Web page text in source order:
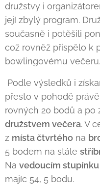
družstvy i
její zbylý program.
současně i potěšili
což rovněž přispělo k
bowlingovému večeru.
Podle výsledků i
přesto v pohodě právě
rovných 20 bodů a po
družstvem večera. V
z místa čtvrtého na
5 bodem na stále
Na vedoucím stupínku
majíc 54, 5 bodu.